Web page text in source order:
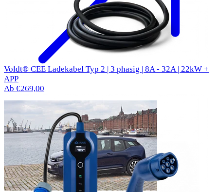
Voldt® CEE Ladekabel Typ 2 | 3 phasig | 8A - 32A | 22kW +
APP
Ab €269,00